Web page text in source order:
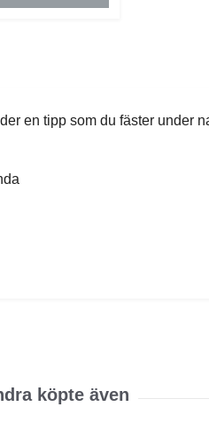
en tipp som du fäster under